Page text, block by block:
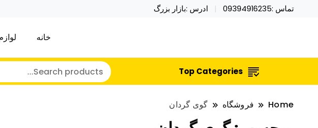
تماس :09394916235 ادرس :بازار بزرگ
نایکر توی فروش عمده لوازم هالووین ولن تاین
خرید محصولات خاص فیجت اسباب بازی تراول ماگ نایکر توی فروش عمده
خانه
Top Categories
Home فروشگاه گوی گردان